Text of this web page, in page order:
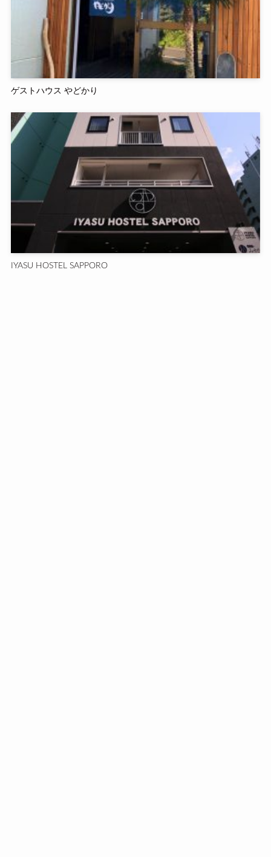
ゲストハウス やどかり
IYASU HOSTEL SAPPORO